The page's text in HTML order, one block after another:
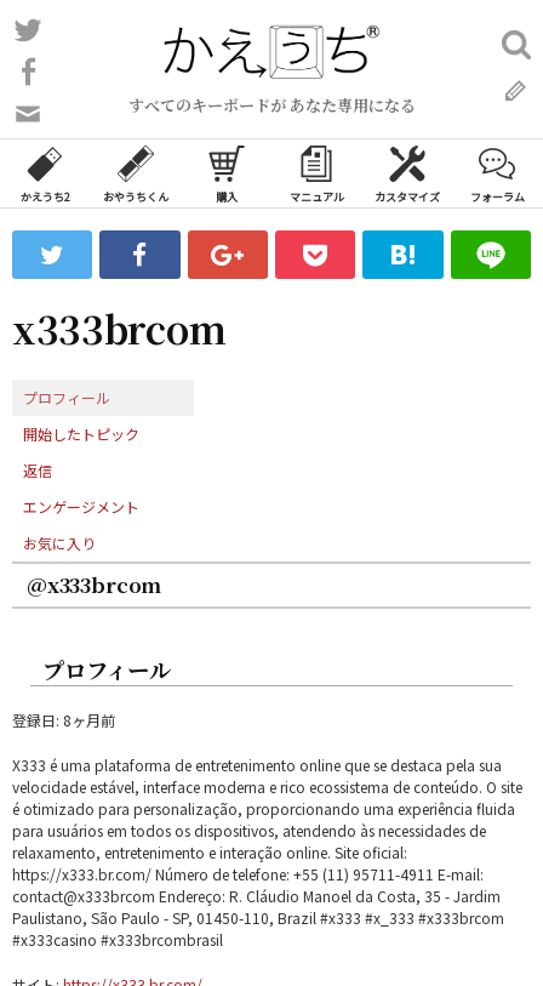
コ
ン
ン
ツ
ス
ッ
すべてのキーボードが あなた専用になる
い
合
わ
フ
ォ
ム
検
索:
かえうち2 おやうちくん 購入 マニュアル カスタマイズ フォーラム
x333brcom
プロフィール
開始したトピック
返信
エンゲージメント
お気に入り
@x333brcom
プロフィール
登録日: 8ヶ月前
X333 é uma plataforma de entretenimento online que se destaca pela sua
velocidade estável, interface moderna e rico ecossistema de conteúdo. O site
é otimizado para personalização, proporcionando uma experiência fluida
para usuários em todos os dispositivos, atendendo às necessidades de
relaxamento, entretenimento e interação online. Site oficial:
https://x333.br.com/ Número de telefone: +55 (11) 95711-4911 E-mail:
contact@x333brcom Endereço: R. Cláudio Manoel da Costa, 35 - Jardim
Paulistano, São Paulo - SP, 01450-110, Brazil #x333 #x_333 #x333brcom
#x333casino #x333brcombrasil